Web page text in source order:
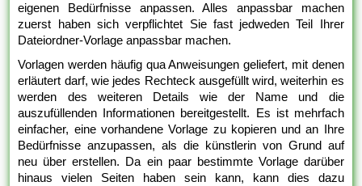
eigenen Bedürfnisse anpassen. Alles anpassbar machen
zuerst haben sich verpflichtet Sie fast jedweden Teil Ihrer
Dateiordner-Vorlage anpassbar machen.
Vorlagen werden häufig qua Anweisungen geliefert, mit denen
erläutert darf, wie jedes Rechteck ausgefüllt wird, weiterhin es
werden des weiteren Details wie der Name und die
auszufüllenden Informationen bereitgestellt. Es ist mehrfach
einfacher, eine vorhandene Vorlage zu kopieren und an Ihre
Bedürfnisse anzupassen, als die künstlerin von Grund auf
neu über erstellen. Da ein paar bestimmte Vorlage darüber
hinaus vielen Seiten haben sein kann, kann dies dazu